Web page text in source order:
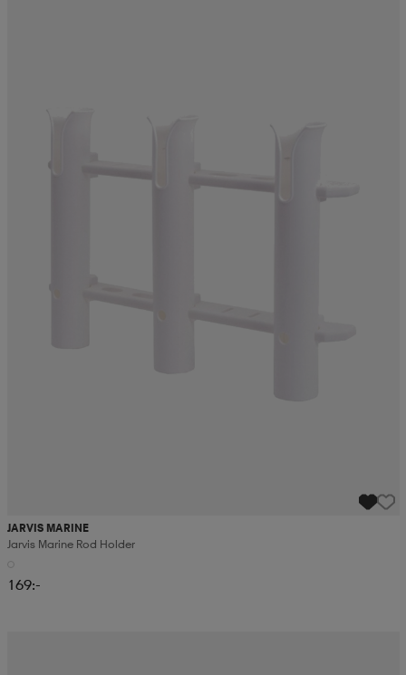
JARVIS MARINE
Jarvis Marine Rod Holder
169:-